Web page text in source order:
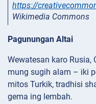
https://
Wikimedia Commons
Pagunungan Altai
Wewatesan karo
mung sugih alam – iki
mitos Turkik, tradhisi
gema ing lembah.